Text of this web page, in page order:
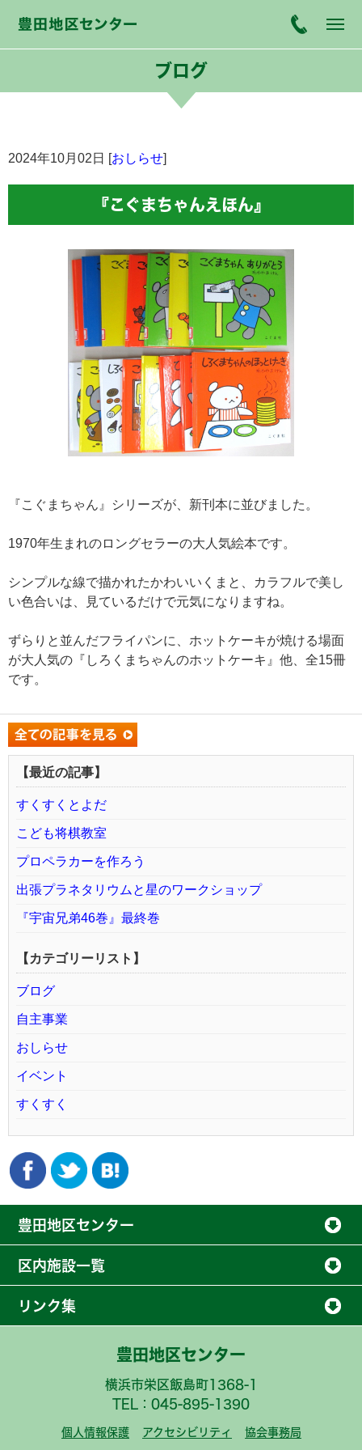
ブログ
2024年10月02日 [おしらせ]
『こぐまちゃんえほん』
『こぐまちゃん』シリーズが、新刊本に並びました。
1970年生まれのロングセラーの大人気絵本です。
シンプルな線で描かれたかわいいくまと、カラフルで美し
い色合いは、見ているだけで元気になりますね。
ずらりと並んだフライパンに、ホットケーキが焼ける場面
が大人気の『しろくまちゃんのホットケーキ』他、全15冊
です。
【最近の記事】
すくすくとよだ
こども将棋教室
プロペラカーを作ろう
出張プラネタリウムと星のワークショップ
『宇宙兄弟46巻』最終巻
【カテゴリーリスト】
ブログ
自主事業
おしらせ
イベント
すくすく
豊田地区センター
区内施設一覧
リンク集
豊田地区センター
横浜市栄区飯島町1368-1
TEL：045-895-1390
個人情報保護 アクセシビリティ 協会事務局